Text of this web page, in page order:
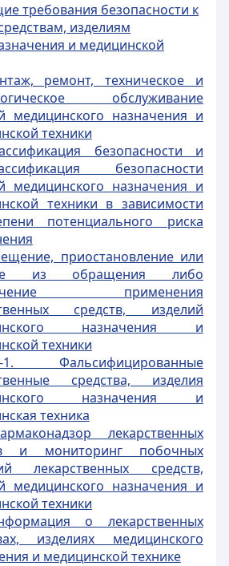
требования безопасности к
изделиям
и медицинской
ремонт, техническое и
обслуживание
медицинского назначения и
техники
безопасности и
безопасности
медицинского назначения и
техники в зависимости
потенциального риска
приостановление или
из обращения либо
применения
средств, изделий
назначения и
техники
Фальсифицированные
средства, изделия
назначения и
техника
лекарственных
и мониторинг побочных
лекарственных средств,
медицинского назначения и
техники
о лекарственных
изделиях медицинского
и медицинской технике